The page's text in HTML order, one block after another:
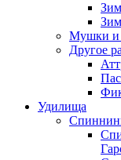
Мушки и
Другое
Удилища